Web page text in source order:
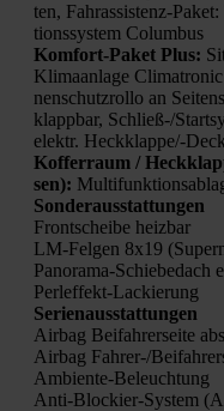
ten, Fahr­as­sis­tenz-
ti­ons­sys­tem Colum­bus
Kom­fort-Paket Plus:
Kli­ma­an­la­ge
nen­schutz­rol­lo an
klapp­bar, Schließ-/
elektr. Heck­klap­pe/-
Kof­fer­raum /
sen):
Son­der­aus­stat­tun­gen
Front­schei­be heiz­bar
LM-Fel­gen 8x19
Pan­ora­ma-Schie­be­dach
Perl­ef­fekt-Lackie­rung
Seri­en­aus­stat­tun­gen
Air­bag Bei­fah­rer­sei­te
Air­bag Fah­rer-/
Ambi­en­te-Beleuch­tung
Anti-Blo­ckier-Sys­tem